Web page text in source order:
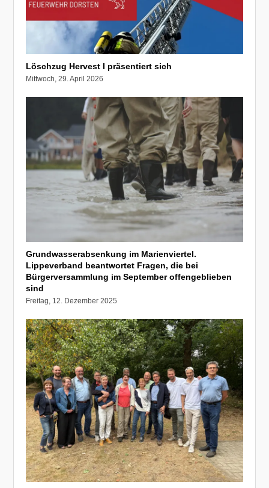
Löschzug Hervest I präsentiert sich
Mittwoch, 29. April 2026
Grundwasserabsenkung im Marienviertel.
Lippeverband beantwortet Fragen, die bei
Bürgerversammlung im September offengeblieben
sind
Freitag, 12. Dezember 2025